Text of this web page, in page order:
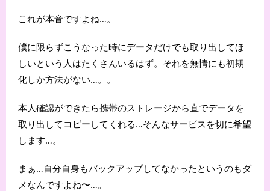
これが本音ですよね…。
僕に限らずこうなった時にデータだけでも取り出してほ
しいという人はたくさんいるはず。それを無情にも初期
化しか方法がない…。。
本人確認ができたら携帯のストレージから直でデータを
取り出してコピーしてくれる…そんなサービスを切に希望
します…。
まぁ…自分自身もバックアップしてなかったというのもダ
メなんですよね〜…。